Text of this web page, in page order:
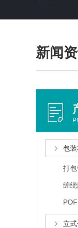
新闻
包装
打包
缠
立